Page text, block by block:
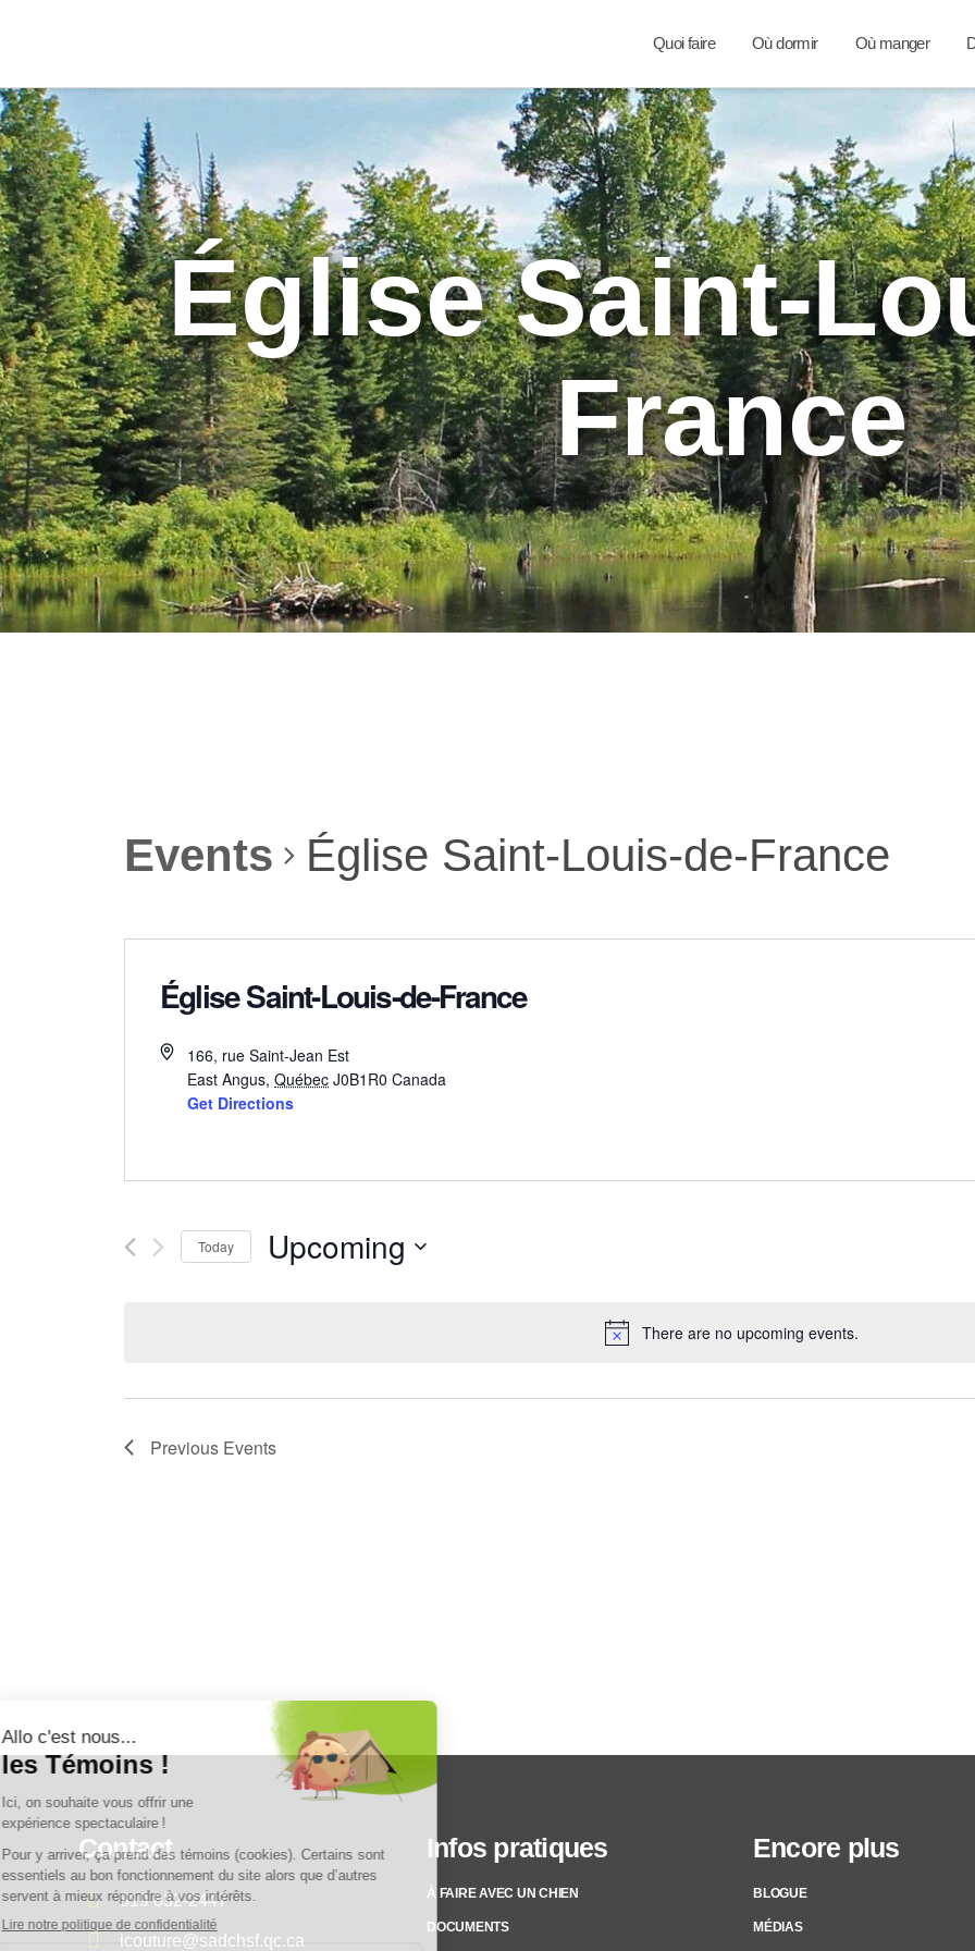
Quoi faire Où dormir Où manger
Église Saint-
France
There are no upcoming events.
Events Église Saint-Louis-de-France
Église Saint-Louis-de-France
166, rue Saint-Jean Est
East Angus, Québec J0B1R0 Canada
Get Directions
Today Upcoming
Previous Events
Contact
819 832-2447
icouture@sadchsf.qc.ca
Infos pratiques
À FAIRE AVEC UN CHIEN
DOCUMENTS
Encore plus
BLOGUE
MÉDIAS